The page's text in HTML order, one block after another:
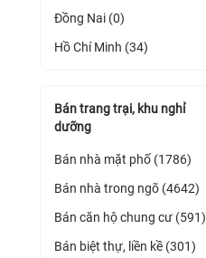
Đồng Nai (0)
Hồ Chí Minh (34)
Bán trang trại, khu nghỉ
dưỡng
Bán nhà mặt phố (1786)
Bán nhà trong ngõ (4642)
Bán căn hộ chung cư (591)
Bán biệt thự, liền kề (301)